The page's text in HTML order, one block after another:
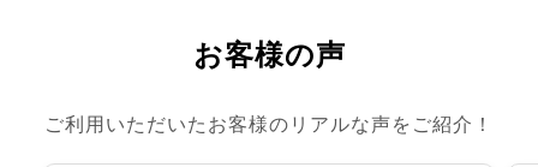
お客様の声
ご利用いただいたお客様のリアルな声をご紹介！